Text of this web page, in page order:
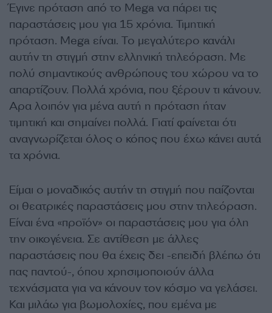
Έγινε πρόταση από το Mega να πάρει τις
παραστάσεις µου για 15 χρόνια. Τιµητική
πρόταση. Mega είναι. Το µεγαλύτερο κανάλι
αυτήν τη στιγµή στην ελληνική τηλεόραση. Με
πολύ σηµαντικούς ανθρώπους του χώρου να το
απαρτίζουν. Πολλά χρόνια, που ξέρουν τι κάνουν.
Αρα λοιπόν για µένα αυτή η πρόταση ήταν
τιµητική και σηµαίνει πολλά. Γιατί φαίνεται ότι
αναγνωρίζεται όλος ο κόπος που έχω κάνει αυτά
τα χρόνια.
Είµαι ο µοναδικός αυτήν τη στιγµή που παίζονται
οι θεατρικές παραστάσεις µου στην τηλεόραση.
Είναι ένα «προϊόν» οι παραστάσεις µου για όλη
την οικογένεια. Σε αντίθεση µε άλλες
παραστάσεις που θα έχεις δει -επειδή βλέπω ότι
πας παντού-, όπου χρησιµοποιούν άλλα
τεχνάσµατα για να κάνουν τον κόσµο να γελάσει.
Και µιλάω για βωµολοχίες, που εµένα µε